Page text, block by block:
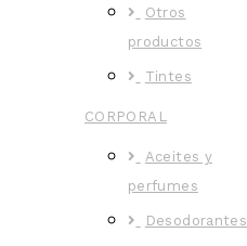
Otros
productos
Tintes
CORPORAL
Aceites y
perfumes
Desodorantes